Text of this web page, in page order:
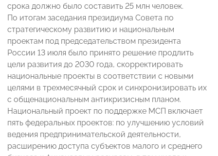
срока должно было составить 25 млн человек.
По итогам заседания президиума Совета по
стратегическому развитию и национальным
проектам под председательством президента
России 13 июля было принято решение продлить
цели развития до 2030 года, скорректировать
национальные проекты в соответствии с новыми
целями в трехмесячный срок и синхронизировать их
с общенациональным антикризисным планом.
Национальный проект по поддержке МСП включает
пять федеральных проектов: по улучшению условий
ведения предпринимательской деятельности,
расширению доступа субъектов малого и среднего